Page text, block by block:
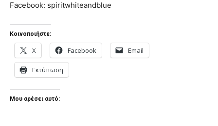
Facebook: spiritwhiteandblue
Κοινοποιήστε:
X Facebook Email
Εκτύπωση
Μου αρέσει αυτό: